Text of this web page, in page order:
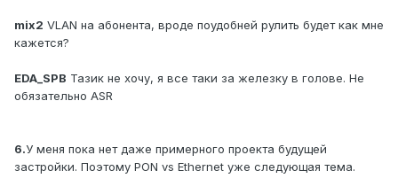
mix2 VLAN на абонента, вроде поудобней рулить будет как мне
кажется?
EDA_SPB Тазик не хочу, я все таки за железку в голове. Не
обязательно ASR
6.У меня пока нет даже примерного проекта будущей
застройки. Поэтому PON vs Ethernet уже следующая тема.